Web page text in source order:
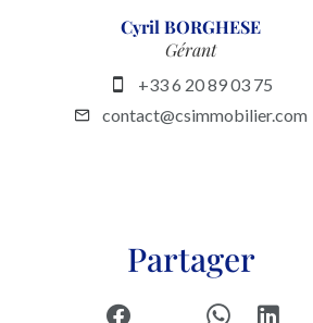
Cyril BORGHESE
Gérant
+33 6 20 89 03 75
contact@csimmobilier.com
Partager